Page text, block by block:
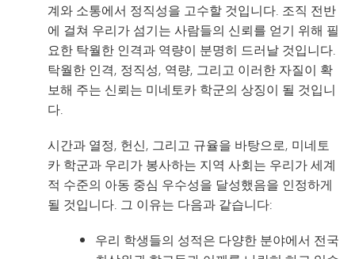
계와 소통에서 정직성을 고수할 것입니다. 조직 전반
에 걸쳐 우리가 섬기는 사람들의 신뢰를 얻기 위해 필
요한 탁월한 인격과 역량이 분명히 드러날 것입니다.
탁월한 인격, 정직성, 역량, 그리고 이러한 자질이 확
보해 주는 신뢰는 미네토카 학군의 상징이 될 것입니
다.
시간과 열정, 헌신, 그리고 규율을 바탕으로, 미네토
카 학군과 우리가 봉사하는 지역 사회는 우리가 세계
적 수준의 아동 중심 우수성을 달성했음을 인정하게
될 것입니다. 그 이유는 다음과 같습니다:
우리 학생들의 성적은 다양한 분야에서 전국